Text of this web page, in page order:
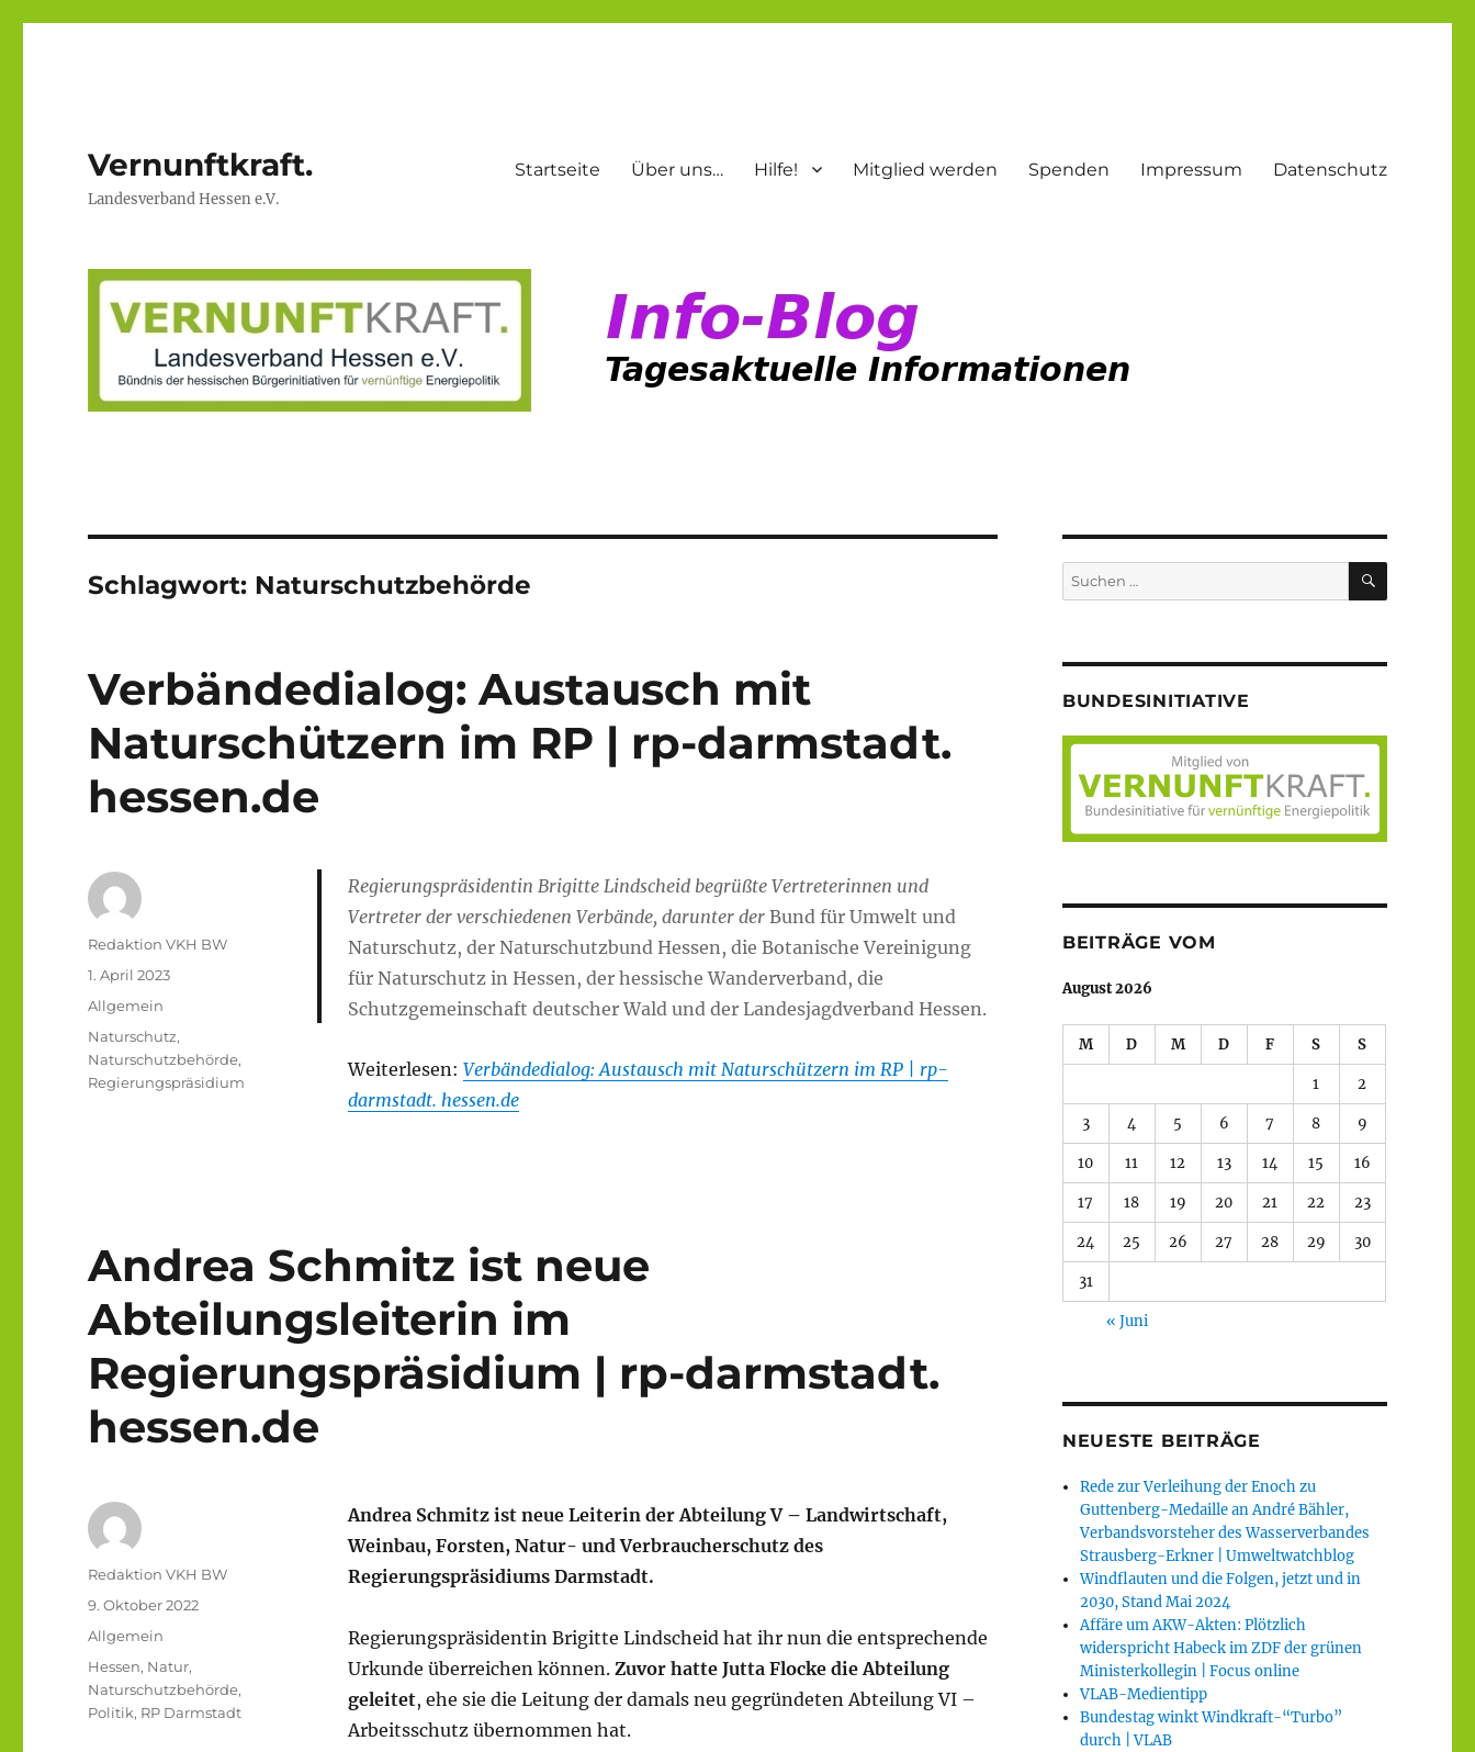
Vernunftkraft.
Landesverband Hessen e.V.
Startseite Über uns… Hilfe! Mitglied werden Spenden Impressum Datenschutz
Schlagwort: Naturschutzbehörde
Verbändedialog: Austausch mit
Naturschützern im RP | rp-darmstadt.
hessen.de
Regierungspräsidentin Brigitte Lindscheid begrüßte Vertreterinnen und
Vertreter der verschiedenen Verbände, darunter der Bund für Umwelt und
Naturschutz, der Naturschutzbund Hessen, die Botanische Vereinigung
für Naturschutz in Hessen, der hessische Wanderverband, die
Schutzgemeinschaft deutscher Wald und der Landesjagdverband Hessen.
Weiterlesen: Verbändedialog: Austausch mit Naturschützern im RP | rp-
darmstadt. hessen.de
Autor
Redaktion VKH BW
Veröffentlicht
am
1. April 2023
Kategorien
Allgemein
Schlagwörter
Naturschutz,
Naturschutzbehörde,
Regierungspräsidium
Andrea Schmitz ist neue
Abteilungsleiterin im
Regierungspräsidium | rp-darmstadt.
hessen.de
Andrea Schmitz ist neue Leiterin der Abteilung V – Landwirtschaft,
Weinbau, Forsten, Natur- und Verbraucherschutz des
Regierungspräsidiums Darmstadt.
Regierungspräsidentin Brigitte Lindscheid hat ihr nun die entsprechende
Urkunde überreichen können. Zuvor hatte Jutta Flocke die Abteilung
geleitet, ehe sie die Leitung der damals neu gegründeten Abteilung VI –
Arbeitsschutz übernommen hat.
Autor
Redaktion VKH BW
Veröffentlicht
am
9. Oktober 2022
Kategorien
Allgemein
Schlagwörter
Hessen, Natur,
Naturschutzbehörde,
Politik, RP Darmstadt
Suche
nach:
SUCHEN
BUNDESINITIATIVE
BEITRÄGE VOM
August 2026
M D M D F S S
1 2
3 4 5 6 7 8 9
10 11 12 13 14 15 16
17 18 19 20 21 22 23
24 25 26 27 28 29 30
31
« Juni
NEUESTE BEITRÄGE
Rede zur Verleihung der Enoch zu
Guttenberg-Medaille an André Bähler,
Verbandsvorsteher des Wasserverbandes
Strausberg-Erkner | Umweltwatchblog
Windflauten und die Folgen, jetzt und in
2030, Stand Mai 2024
Affäre um AKW-Akten: Plötzlich
widerspricht Habeck im ZDF der grünen
Ministerkollegin | Focus online
VLAB-Medientipp
Bundestag winkt Windkraft-“Turbo”
durch | VLAB